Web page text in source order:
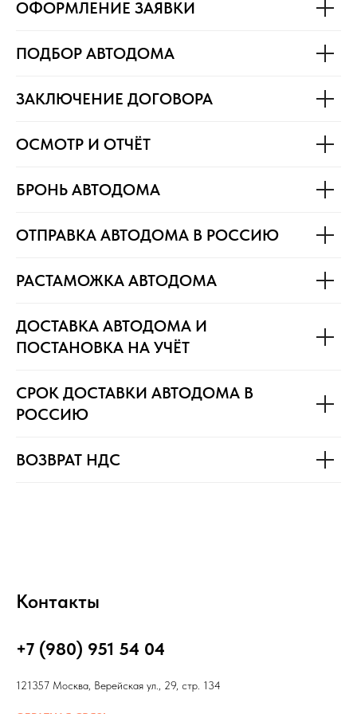
ОФОРМЛЕНИЕ ЗАЯВКИ
ПОДБОР АВТОДОМА
ЗАКЛЮЧЕНИЕ ДОГОВОРА
ОСМОТР И ОТЧЁТ
БРОНЬ АВТОДОМА
ОТПРАВКА АВТОДОМА В РОССИЮ
РАСТАМОЖКА АВТОДОМА
ДОСТАВКА АВТОДОМА И
ПОСТАНОВКА НА УЧЁТ
СРОК ДОСТАВКИ АВТОДОМА В
РОССИЮ
ВОЗВРАТ НДС
Контакты
+7 (980) 951 54 04
121357 Москва, Верейская ул., 29, стр. 134